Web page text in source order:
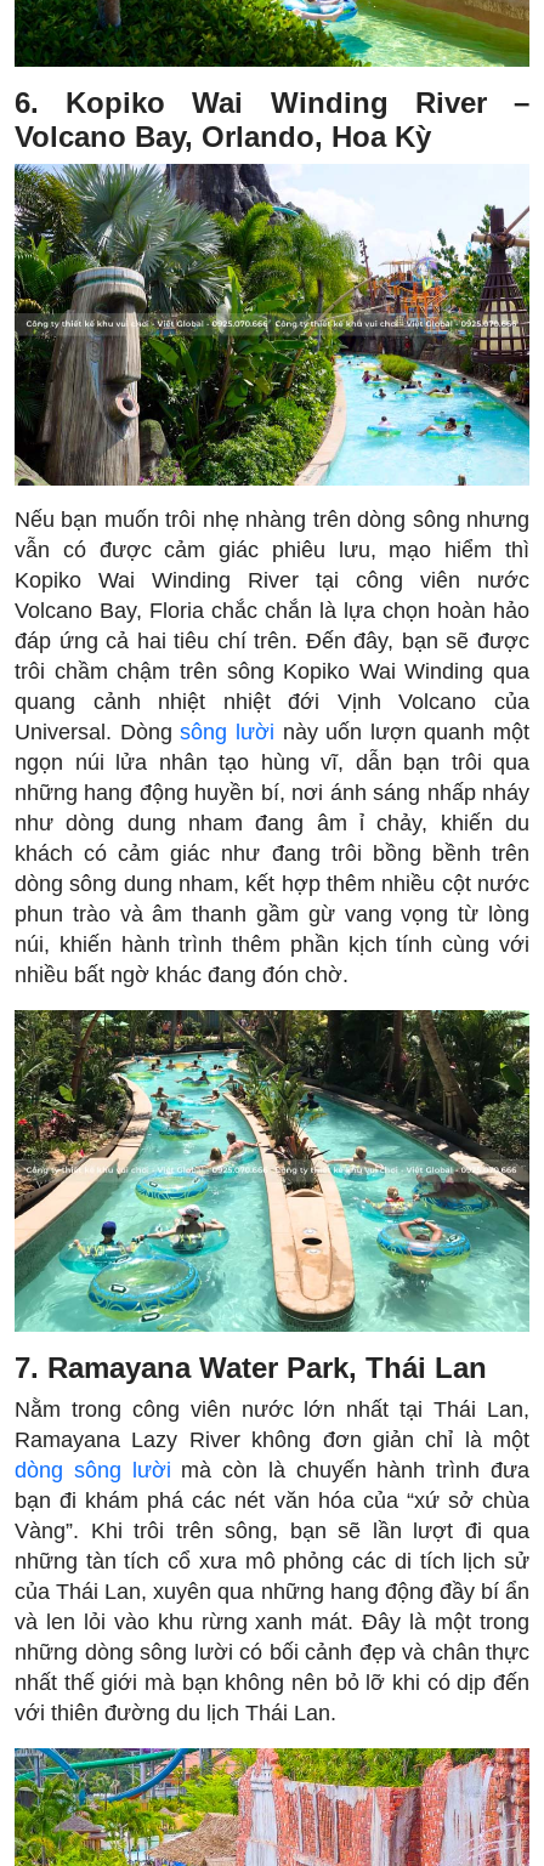
6. Kopiko Wai Winding River –
Volcano Bay, Orlando, Hoa Kỳ
Nếu bạn muốn trôi nhẹ nhàng trên dòng sông nhưng
vẫn có được cảm giác phiêu lưu, mạo hiểm thì
Kopiko Wai Winding River tại công viên nước
Volcano Bay, Floria chắc chắn là lựa chọn hoàn hảo
đáp ứng cả hai tiêu chí trên. Đến đây, bạn sẽ được
trôi chầm chậm trên sông Kopiko Wai Winding qua
quang cảnh nhiệt nhiệt đới Vịnh Volcano của
Universal. Dòngsông lười này uốn lượn quanh một
ngọn núi lửa nhân tạo hùng vĩ, dẫn bạn trôi qua
những hang động huyền bí, nơi ánh sáng nhấp nháy
như dòng dung nham đang âm ỉ chảy, khiến du
khách có cảm giác như đang trôi bồng bềnh trên
dòng sông dung nham, kết hợp thêm nhiều cột nước
phun trào và âm thanh gầm gừ vang vọng từ lòng
núi, khiến hành trình thêm phần kịch tính cùng với
nhiều bất ngờ khác đang đón chờ.
7. Ramayana Water Park, Thái Lan
Nằm trong công viên nước lớn nhất tại Thái Lan,
Ramayana Lazy River không đơn giản chỉ là một
dòng sông lười mà còn là chuyến hành trình đưa
bạn đi khám phá các nét văn hóa của “xứ sở chùa
Vàng”. Khi trôi trên sông, bạn sẽ lần lượt đi qua
những tàn tích cổ xưa mô phỏng các di tích lịch sử
của Thái Lan, xuyên qua những hang động đầy bí ẩn
và len lỏi vào khu rừng xanh mát. Đây là một trong
những dòng sông lười có bối cảnh đẹp và chân thực
nhất thế giới mà bạn không nên bỏ lỡ khi có dịp đến
với thiên đường du lịch Thái Lan.